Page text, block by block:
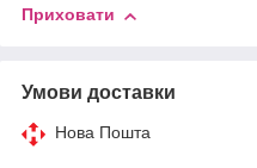
Приховати
Умови доставки
Нова Пошта